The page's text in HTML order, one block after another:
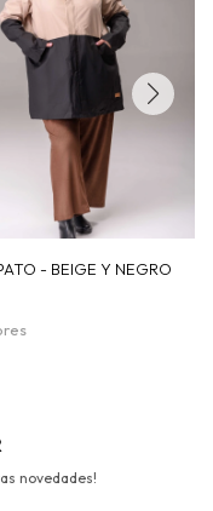
- BEIGE Y NEGRO
novedades!